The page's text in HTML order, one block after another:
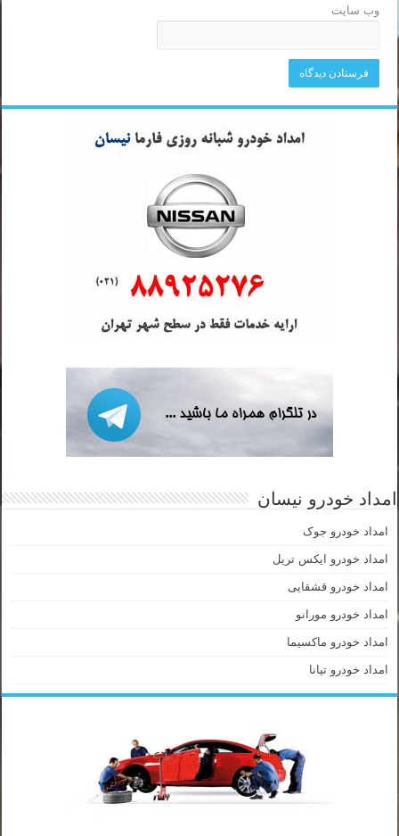
وب‌ سایت
امداد خودرو نیسان
امداد خودرو جوک
امداد خودرو ایکس تریل
امداد خودرو قشقایی
امداد خودرو مورانو
امداد خودرو ماکسیما
امداد خودرو تیانا